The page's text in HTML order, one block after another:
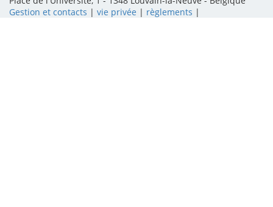
Gestion et contacts | vie privée | règlements |